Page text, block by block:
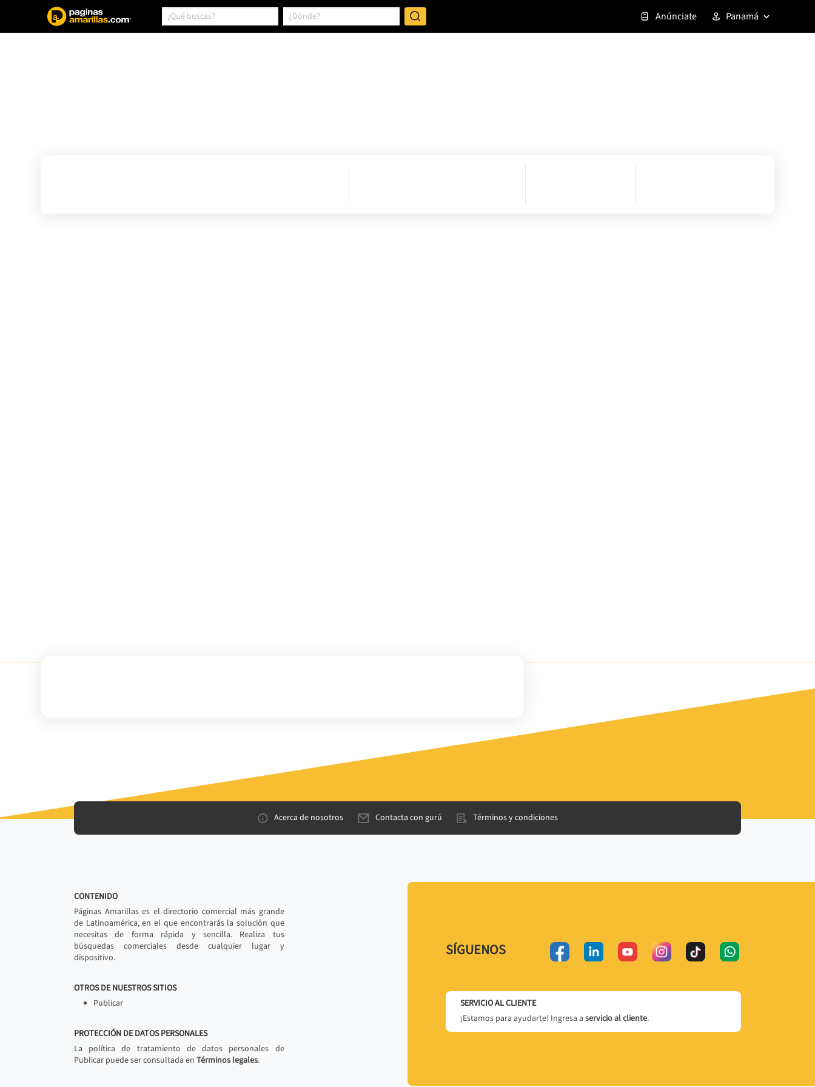
Anúnciate Panamá
Acerca de nosotros Contacta con gurú Términos y condiciones
CONTENIDO
Páginas Amarillas es el directorio comercial más grande
de Latinoamérica, en el que encontrarás la solución que
necesitas de forma rápida y sencilla. Realiza tus
búsquedas comerciales desde cualquier lugar y
dispositivo.
OTROS DE NUESTROS SITIOS
Publicar
PROTECCIÓN DE DATOS PERSONALES
La política de tratamiento de datos personales de
Publicar puede ser consultada en Términos legales.
SÍGUENOS
SERVICIO AL CLIENTE
¡Estamos para ayudarte! Ingresa a servicio al cliente.